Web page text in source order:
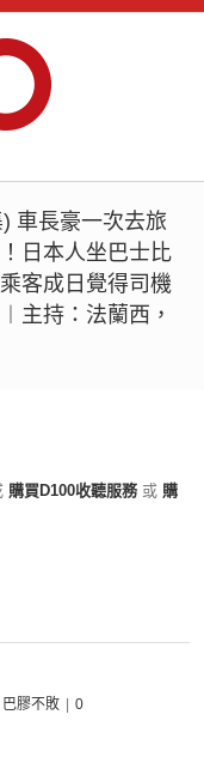
車長豪一次去旅
日本人坐巴士比
客成日覺得司機
主持：法蘭西，
購買D100收聽服務 或 購
巴膠不敗 0